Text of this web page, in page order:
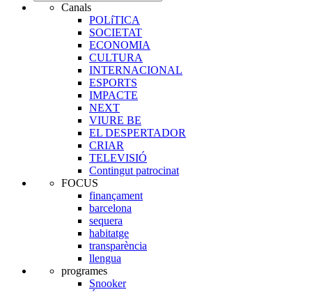
Canals
POLíTICA
SOCIETAT
ECONOMIA
CULTURA
INTERNACIONAL
ESPORTS
IMPACTE
NEXT
VIURE BE
EL DESPERTADOR
CRIAR
TELEVISIÓ
Contingut patrocinat
FOCUS
finançament
barcelona
sequera
habitatge
transparència
llengua
programes
Snooker